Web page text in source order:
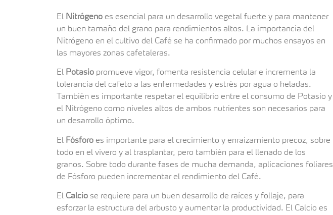
El Nitrógeno es esencial para un desarrollo vegetal fuerte y para mantener
un buen tamaño del grano para rendimientos altos. La importancia del
Nitrógeno en el cultivo del Café se ha confirmado por muchos ensayos en
las mayores zonas cafetaleras.
El Potasio promueve vigor, fomenta resistencia celular e incrementa la
tolerancia del cafeto a las enfermedades y estrés por agua o heladas.
También es importante respetar el equilibrio entre el consumo de Potasio y
el Nitrógeno como niveles altos de ambos nutrientes son necesarios para
un desarrollo óptimo.
El Fósforo es importante para el crecimiento y enraizamiento precoz, sobre
todo en el vivero y al trasplantar, pero también para el llenado de los
granos. Sobre todo durante fases de mucha demanda, aplicaciones foliares
de Fósforo pueden incrementar el rendimiento del Café.
El Calcio se requiere para un buen desarrollo de raíces y follaje, para
esforzar la estructura del arbusto y aumentar la productividad. El Calcio es